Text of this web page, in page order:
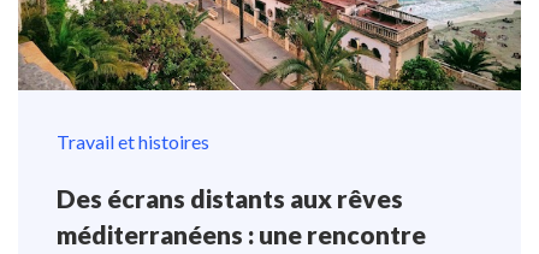
Travail et histoires
Des écrans distants aux rêves
méditerranéens : une rencontre